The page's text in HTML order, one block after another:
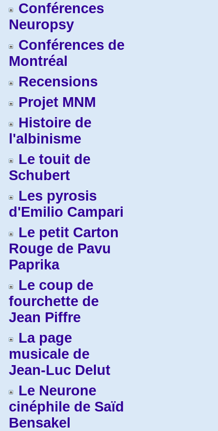
Conférences
Neuropsy
Conférences de
Montréal
Recensions
Projet MNM
Histoire de
l'albinisme
Le touit de
Schubert
Les pyrosis
d'Emilio Campari
Le petit Carton
Rouge de Pavu
Paprika
Le coup de
fourchette de
Jean Piffre
La page
musicale de
Jean-Luc Delut
Le Neurone
cinéphile de Saïd
Bensakel